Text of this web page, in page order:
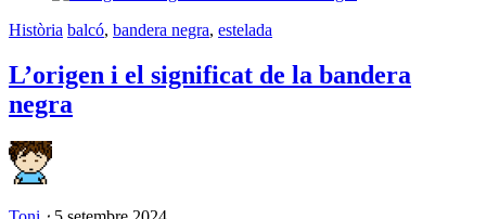
Història balcó, bandera negra, estelada
L’origen i el significat de la bandera
negra